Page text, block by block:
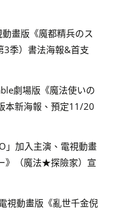
畫版《魔都精兵のス
3季）書法海報&首支
劇場版《魔法使いの
本新海報、預定11/20
」加入主演、電視動畫
》（魔法★探險家）宣
視動畫版《亂世千金倪